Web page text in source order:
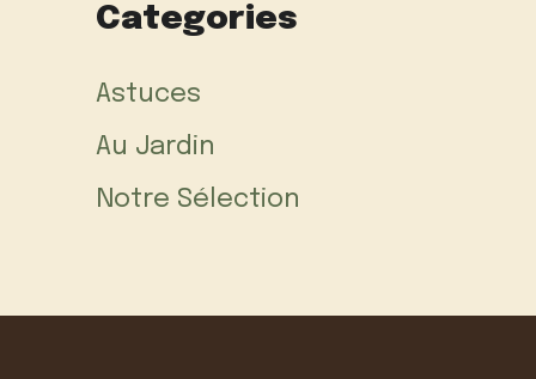
Categories
Astuces
Au Jardin
Notre Sélection